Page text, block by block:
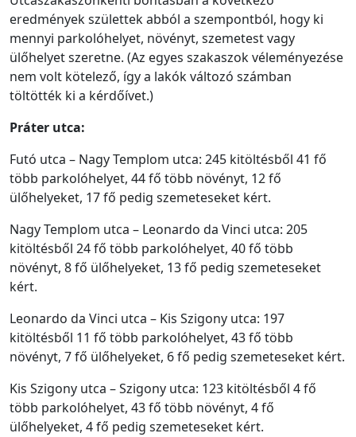
eredmények születtek abból a szempontból, hogy ki
mennyi parkolóhelyet, növényt, szemetest vagy
ülőhelyet szeretne. (Az egyes szakaszok véleményezése
nem volt kötelező, így a lakók változó számban
töltötték ki a kérdőívet.)
Práter utca:
Futó utca – Nagy Templom utca: 245 kitöltésből 41 fő
több parkolóhelyet, 44 fő több növényt, 12 fő
ülőhelyeket, 17 fő pedig szemeteseket kért.
Nagy Templom utca – Leonardo da Vinci utca: 205
kitöltésből 24 fő több parkolóhelyet, 40 fő több
növényt, 8 fő ülőhelyeket, 13 fő pedig szemeteseket
kért.
Leonardo da Vinci utca – Kis Szigony utca: 197
kitöltésből 11 fő több parkolóhelyet, 43 fő több
növényt, 7 fő ülőhelyeket, 6 fő pedig szemeteseket kért.
Kis Szigony utca – Szigony utca: 123 kitöltésből 4 fő
több parkolóhelyet, 43 fő több növényt, 4 fő
ülőhelyeket, 4 fő pedig szemeteseket kért.